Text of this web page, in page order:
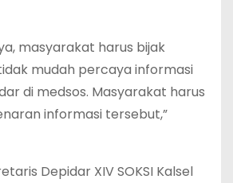
masyarakat harus bijak
mudah percaya informasi
di medsos. Masyarakat harus
informasi tersebut,”
Depidar XIV SOKSI Kalsel